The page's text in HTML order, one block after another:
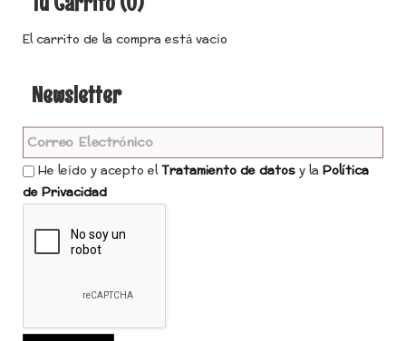
El carrito de la compra está vacío
Newsletter
He leído y acepto elTratamiento de datosy la Política
de Privacidad